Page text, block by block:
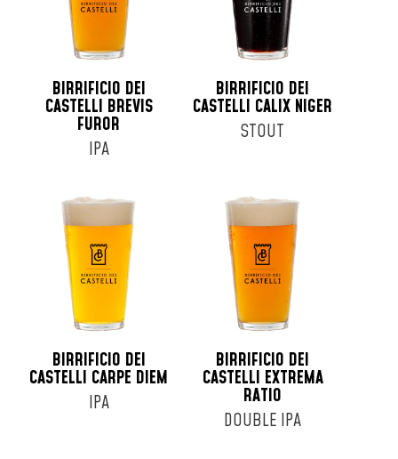
BIRRIFICIO DEI
CASTELLI BREVIS
FUROR
IPA
BIRRIFICIO DEI
CASTELLI CALIX NIGER
STOUT
BIRRIFICIO DEI
CASTELLI CARPE DIEM
IPA
BIRRIFICIO DEI
CASTELLI EXTREMA
RATIO
DOUBLE IPA